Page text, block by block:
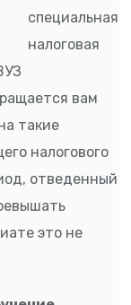
специальная
налоговая
вам
такие
налогового
отведенный
это не